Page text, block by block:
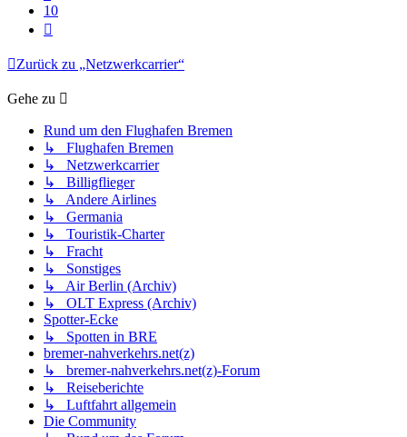
10
Zurück zu „Netzwerkcarrier“
Gehe zu
Rund um den Flughafen Bremen
↳ Flughafen Bremen
↳ Netzwerkcarrier
↳ Billigflieger
↳ Andere Airlines
↳ Germania
↳ Touristik-Charter
↳ Fracht
↳ Sonstiges
↳ Air Berlin (Archiv)
↳ OLT Express (Archiv)
Spotter-Ecke
↳ Spotten in BRE
bremer-nahverkehrs.net(z)
↳ bremer-nahverkehrs.net(z)-Forum
↳ Reiseberichte
↳ Luftfahrt allgemein
Die Community